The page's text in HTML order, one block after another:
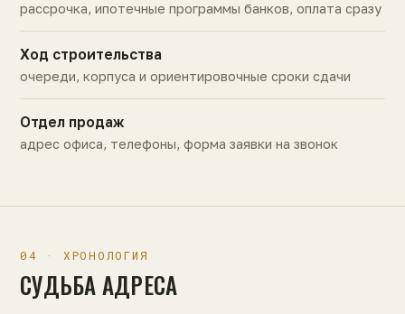
рассрочка, ипотечные программы банков, оплата сразу
Ход строительства
очереди, корпуса и ориентировочные сроки сдачи
Отдел продаж
адрес офиса, телефоны, форма заявки на звонок
04 · ХРОНОЛОГИЯ
СУДЬБА АДРЕСА